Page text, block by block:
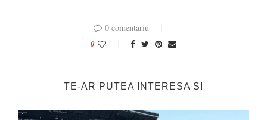
0 comentariu
0
TE-AR PUTEA INTERESA SI